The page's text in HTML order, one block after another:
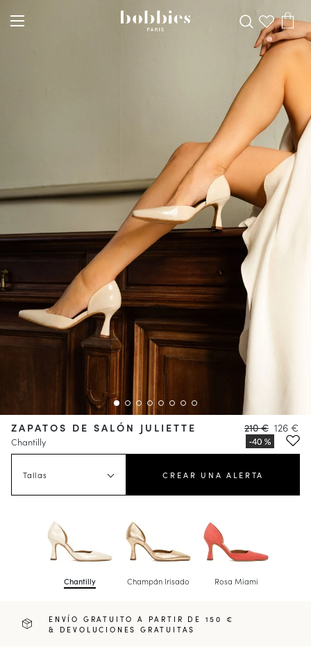
ZAPATOS DE SALÓN JULIETTE
Chantilly
210 € 126 €
Tallas CREAR UNA ALERTA
Chantilly Champán Irisado Rosa Miami
ENVÍO GRATUITO A PARTIR DE 150 €
& DEVOLUCIONES GRATUITAS